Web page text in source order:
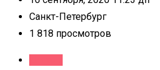
Санкт-Петербург
1 818 просмотров